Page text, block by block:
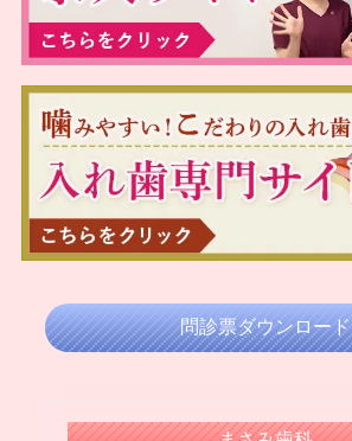
2024年12月
2024年11月
2024年10月
2024年09月
2024年08月
2024年07月
2024年05月
2024年03月
2024年02月
2023年12月
問診票ダウンロード